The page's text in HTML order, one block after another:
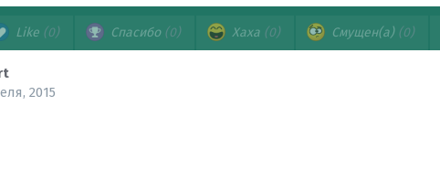
Like (0) Спасибо (0) Хаха (0) Смущен(а) (0)
2015